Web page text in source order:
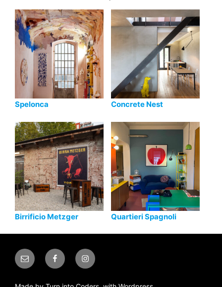
Spelonca Concrete Nest
Birrificio Metzger Quartieri Spagnoli
Email FacebookInstagram